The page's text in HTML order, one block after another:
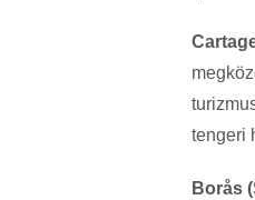
tengeri
Borås